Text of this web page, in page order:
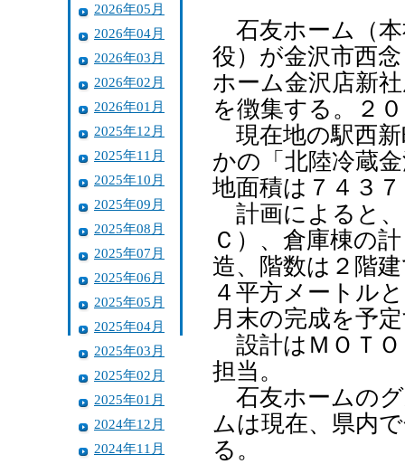
2026年05月
2026年04月
2026年03月
2026年02月
2026年01月
2025年12月
2025年11月
2025年10月
2025年09月
2025年08月
2025年07月
2025年06月
2025年05月
2025年04月
2025年03月
2025年02月
2025年01月
2024年12月
2024年11月
石友ホーム（本
役）が金沢市西
ホーム金沢店新
を徴集する。２
現在地の駅西新
かの「北陸冷蔵
地面積は７４３
計画によると、
Ｃ）、倉庫棟の
造、階数は２階
４平方メートル
月末の完成を予
設計はＭＯＴＯ
担当。
石友ホームの
ムは現在、県内
る。